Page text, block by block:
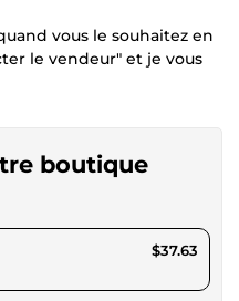
vous le souhaitez en
le vendeur" et je vous
boutique
$37.63